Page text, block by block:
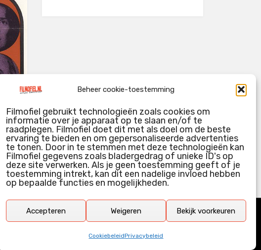
Beheer cookie-toestemming
Filmofiel gebruikt technologieën zoals cookies om
informatie over je apparaat op te slaan en/of te
raadplegen. Filmofiel doet dit met als doel om de beste
ervaring te bieden en om gepersonaliseerde advertenties
te tonen. Door in te stemmen met deze technologieën kan
Filmofiel gegevens zoals bladergedrag of unieke ID's op
deze site verwerken. Als je geen toestemming geeft of je
toestemming intrekt, kan dit een nadelige invloed hebben
op bepaalde functies en mogelijkheden.
Accepteren Weigeren Bekijk voorkeuren
CookiebeleidPrivacybeleid